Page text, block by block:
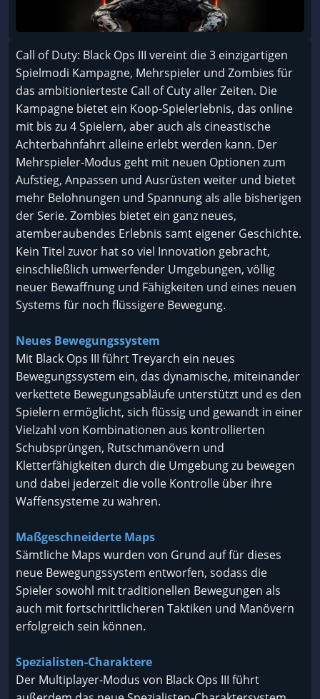
Call of Duty: Black Ops III vereint die 3 einzigartigen
Spielmodi Kampagne, Mehrspieler und Zombies für
das ambitionierteste Call of Cuty aller Zeiten. Die
Kampagne bietet ein Koop-Spielerlebnis, das online
mit bis zu 4 Spielern, aber auch als cineastische
Achterbahnfahrt alleine erlebt werden kann. Der
Mehrspieler-Modus geht mit neuen Optionen zum
Aufstieg, Anpassen und Ausrüsten weiter und bietet
mehr Belohnungen und Spannung als alle bisherigen
der Serie. Zombies bietet ein ganz neues,
atemberaubendes Erlebnis samt eigener Geschichte.
Kein Titel zuvor hat so viel Innovation gebracht,
einschließlich umwerfender Umgebungen, völlig
neuer Bewaffnung und Fähigkeiten und eines neuen
Systems für noch flüssigere Bewegung.
Neues Bewegungssystem
Mit Black Ops III führt Treyarch ein neues
Bewegungssystem ein, das dynamische, miteinander
verkettete Bewegungsabläufe unterstützt und es den
Spielern ermöglicht, sich flüssig und gewandt in einer
Vielzahl von Kombinationen aus kontrollierten
Schubsprüngen, Rutschmanövern und
Kletterfähigkeiten durch die Umgebung zu bewegen
und dabei jederzeit die volle Kontrolle über ihre
Waffensysteme zu wahren.
Maßgeschneiderte Maps
Sämtliche Maps wurden von Grund auf für dieses
neue Bewegungssystem entworfen, sodass die
Spieler sowohl mit traditionellen Bewegungen als
auch mit fortschrittlicheren Taktiken und Manövern
erfolgreich sein können.
Spezialisten-Charaktere
Der Multiplayer-Modus von Black Ops III führt